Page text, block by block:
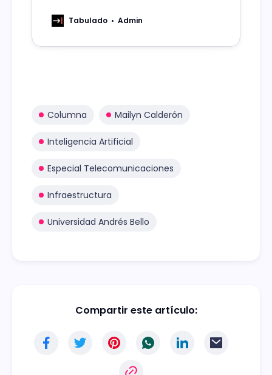
o indirectamente con las
área de telefonía móvil, fibra óptica,
Tabulado Admin
Columna Mailyn Calderón
Inteligencia Artificial
Especial Telecomunicaciones
Infraestructura
Universidad Andrés Bello
Compartir este artículo: